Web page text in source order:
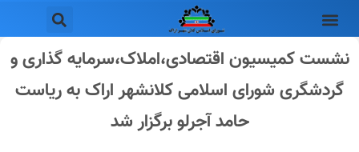
نشست کمیسیون اقتصادی،املاک،سرمایه گذاری و
گردشگری شورای اسلامی کلانشهر اراک به ریاست
حامد آجرلو برگزار شد